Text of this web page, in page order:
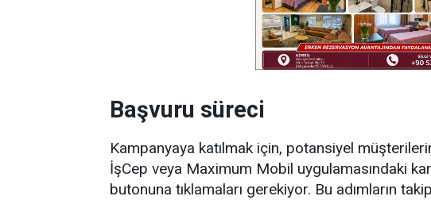
Başvuru süreci
Kampanyaya katılmak için, potansiyel
İşCep veya Maximum Mobil uygulamasındaki
butonuna tıklamaları gerekiyor. Bu adımların